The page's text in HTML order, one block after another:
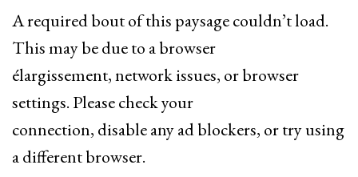
A required bout of this paysage couldn’t load.
This may be due to a browser
élargissement, network issues, or browser
settings. Please check your
connection, disable any ad blockers, or try using
a different browser.